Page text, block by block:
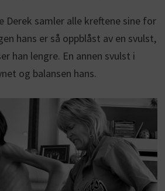
Derek samler alle kreftene sine for
hans er så oppblåst av en svulst,
han lengre. En annen svulst i
og balansen hans.